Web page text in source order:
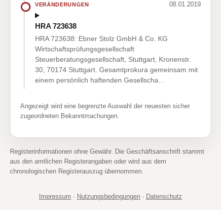
VERÄNDERUNGEN 08.01.2019
HRA 723638
HRA 723638: Ebner Stolz GmbH & Co. KG
Wirtschaftsprüfungsgesellschaft
Steuerberatungsgesellschaft, Stuttgart, Kronenstr.
30, 70174 Stuttgart. Gesamtprokura gemeinsam mit
einem persönlich haftenden Gesellscha…
Angezeigt wird eine begrenzte Auswahl der neuesten sicher
zugeordneten Bekanntmachungen.
Registerinformationen ohne Gewähr. Die Geschäftsanschrift stammt
aus den amtlichen Registerangaben oder wird aus dem
chronologischen Registerauszug übernommen.
Impressum · Nutzungsbedingungen · Datenschutz